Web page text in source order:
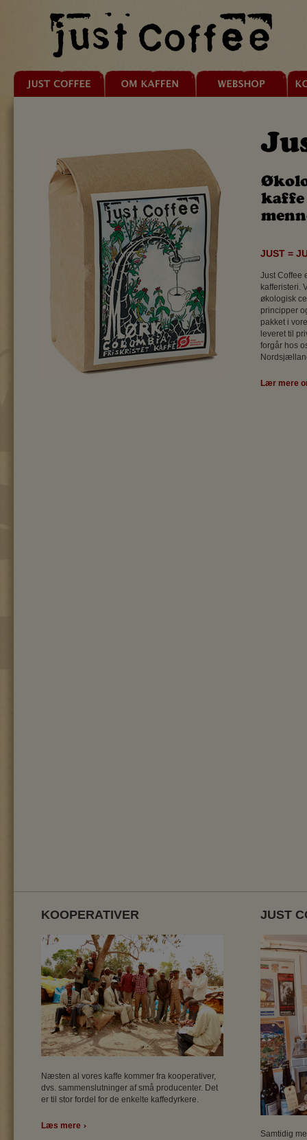
JUST =
Just Coffee
kafferisteri.
økologisk
principper
pakket i
leveret til
forgår hos
Lær mere
KOOPERATIVER
Næsten al vores kaffe kommer fra kooperativer,
dvs. sammenslutninger af små producenter. Det
er til stor fordel for de enkelte kaffedyrkere.
Læs mere
JUST
Samtidig